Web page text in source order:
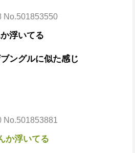
No.501853550
浮いてる
ングルに似た感じ
No.501853881
か浮いてる